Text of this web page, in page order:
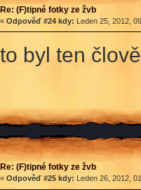
Re: (F)tipné fotky ze žvb
« Odpověď #24 kdy: Leden 25, 2012,
byl ten
Re: (F)tipné fotky ze žvb
« Odpověď #25 kdy: Leden 26, 2012,